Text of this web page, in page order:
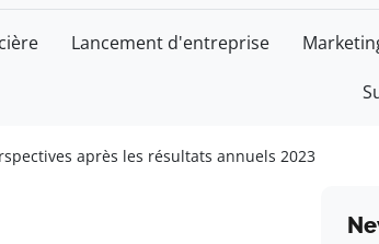
Lancement d'entreprise
après les résultats annuels 2023